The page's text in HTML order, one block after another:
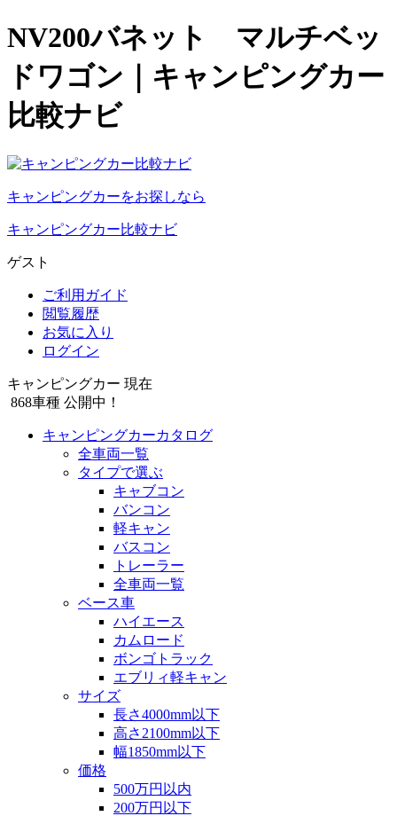
NV200バネット マルチベッ
ドワゴン｜キャンピングカー
比較ナビ
キャンピングカーをお探しなら
キャンピングカー比較ナビ
ゲスト
ご利用ガイド
閲覧履歴
お気に入り
ログイン
キャンピングカー 現在
868車種 公開中！
キャンピングカーカタログ
全車両一覧
タイプで選ぶ
キャブコン
バンコン
軽キャン
バスコン
トレーラー
全車両一覧
ベース車
ハイエース
カムロード
ボンゴトラック
エブリィ軽キャン
サイズ
長さ4000mm以下
高さ2100mm以下
幅1850mm以下
価格
500万円以内
200万円以下